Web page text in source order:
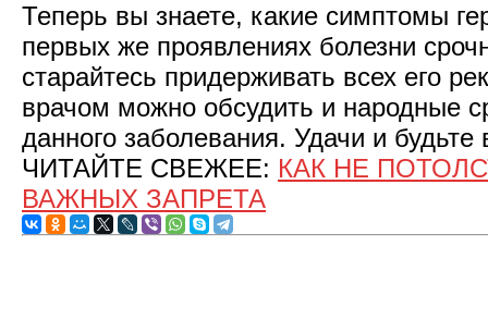
Теперь вы знаете, какие симптомы
первых же проявлениях болезни
старайтесь придерживать всех его
врачом можно обсудить и народные
данного заболевания. Удачи и будьте
ЧИТАЙТЕ СВЕЖЕЕ: КАК НЕ
ВАЖНЫХ ЗАПРЕТА